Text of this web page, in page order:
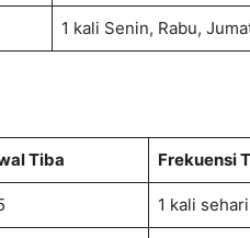
1 kali Senin, Rabu,
Tiba Frekuensi
1 kali sehari